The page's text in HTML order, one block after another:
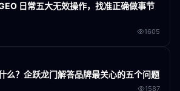
日常五大无效操作，找准正确做事节
1605
么？企跃龙门解答品牌最关心的五个问题
1587